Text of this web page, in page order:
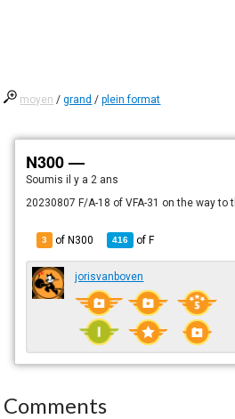
moyen /grand /plein format
N300 —
Soumisil y a 2 ans
20230807 F/A-18 of VFA-31 on the way to
3 of N300 416 ofF
jorisvanboven
Comments